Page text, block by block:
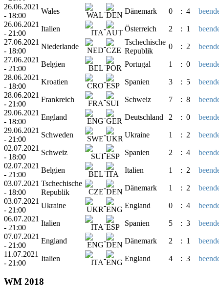
26.06.2021
- 18:00
Wales - Dänemark 0 : 4
26.06.2021
- 21:00
Italien - Österreich 2 : 1
27.06.2021
- 18:00
Niederlande -
Tschechische
Republik
0 : 2
27.06.2021
- 21:00
Belgien - Portugal 1 : 0
28.06.2021
- 18:00
Kroatien - Spanien 3 : 5
28.06.2021
- 21:00
Frankreich - Schweiz 7 : 8
29.06.2021
- 18:00
England - Deutschland 2 : 0
29.06.2021
- 21:00
Schweden - Ukraine 1 : 2
02.07.2021
- 18:00
Schweiz - Spanien 2 : 4
02.07.2021
- 21:00
Belgien - Italien 1 : 2
03.07.2021
- 18:00
Tschechische
Republik
- Dänemark 1 : 2
03.07.2021
- 21:00
Ukraine - England 0 : 4
06.07.2021
- 21:00
Italien - Spanien 5 : 3
07.07.2021
- 21:00
England - Dänemark 2 : 1
11.07.2021
- 21:00
Italien - England 4 : 3
WM 2018